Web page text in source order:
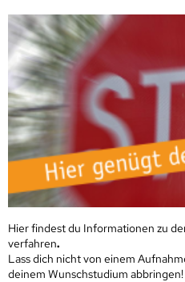
Hier findest du Informationen zu
verfahren.
Lass dich nicht von einem
deinem Wunschstudium abbringen!